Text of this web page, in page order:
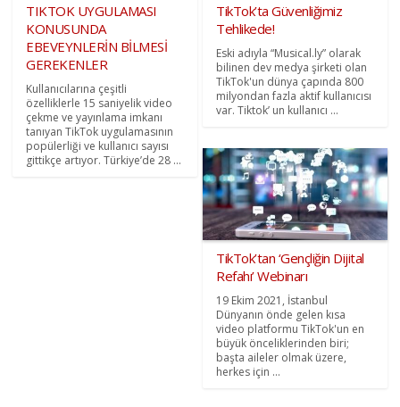
TIKTOK UYGULAMASI
KONUSUNDA
EBEVEYNLERİN BİLMESİ
GEREKENLER
Kullanıcılarına çeşitli
özelliklerle 15 saniyelik video
çekme ve yayınlama imkanı
tanıyan TikTok uygulamasının
popülerliği ve kullanıcı sayısı
gittikçe artıyor. Türkiye’de 28 ...
TikTok’ta Güvenliğimiz
Tehlikede!
Eski adıyla “Musical.ly” olarak
bilinen dev medya şirketi olan
TikTok'un dünya çapında 800
milyondan fazla aktif kullanıcısı
var. Tiktok’ un kullanıcı ...
TikTok’tan ‘Gençliğin Dijital
Refahı’ Webinarı
19 Ekim 2021, İstanbul
Dünyanın önde gelen kısa
video platformu TikTok'un en
büyük önceliklerinden biri;
başta aileler olmak üzere,
herkes için ...